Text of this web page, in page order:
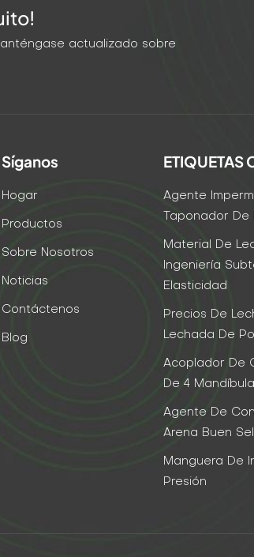
actualizado sobre
Síganos
Hogar
Productos
Sobre Nosotros
Noticias
Contáctenos
Blog
ETIQUETAS
Agente
Taponador
Material De
Ingeniería
Elasticidad
Precios De
Lechada De
Acoplador De
De 4
Agente De
Arena Buen
Manguera De
Presión